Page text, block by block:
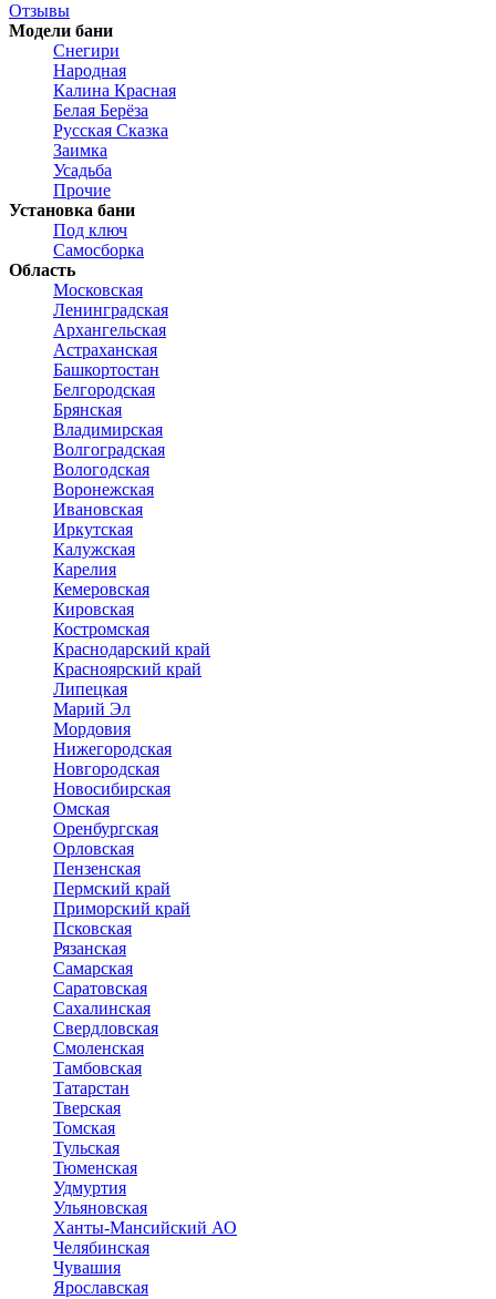
Отзывы
Модели бани
Снегири
Народная
Калина Красная
Белая Берёза
Русская Сказка
Заимка
Усадьба
Прочие
Установка бани
Под ключ
Самосборка
Область
Московская
Ленинградская
Архангельская
Астраханская
Башкортостан
Белгородская
Брянская
Владимирская
Волгоградская
Вологодская
Воронежская
Ивановская
Иркутская
Калужская
Карелия
Кемеровская
Кировская
Костромская
Краснодарский край
Красноярский край
Липецкая
Марий Эл
Мордовия
Нижегородская
Новгородская
Новосибирская
Омская
Оренбургская
Орловская
Пензенская
Пермский край
Приморский край
Псковская
Рязанская
Самарская
Саратовская
Сахалинская
Свердловская
Смоленская
Тамбовская
Татарстан
Тверская
Томская
Тульская
Тюменская
Удмуртия
Ульяновская
Ханты-Мансийский АО
Челябинская
Чувашия
Ярославская